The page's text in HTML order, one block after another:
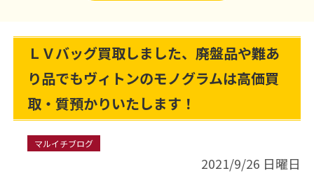
ＬＶバッグ買取しました、廃盤品や難あ
り品でもヴィトンのモノグラムは高価買
取・質預かりいたします！
マルイチブログ
2021/9/26 日曜日